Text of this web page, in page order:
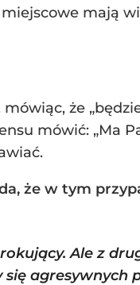
mają
że
mówić: „Ma
że w tym
Ale z
agresywnych